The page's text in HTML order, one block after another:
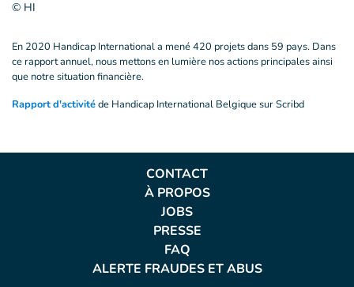
© HI
En 2020 Handicap International a mené 420 projets dans 59 pays. Dans
ce rapport annuel, nous mettons en lumière nos actions principales ainsi
que notre situation financière.
Rapport d'activitéde Handicap International Belgique sur Scribd
CONTACT
À PROPOS
JOBS
PRESSE
FAQ
ALERTE FRAUDES ET ABUS